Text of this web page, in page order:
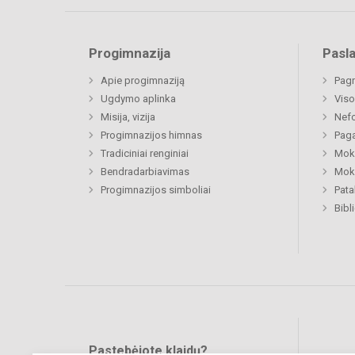
Progimnazija
Apie progimnaziją
Ugdymo aplinka
Misija, vizija
Progimnazijos himnas
Tradiciniai renginiai
Bendradarbiavimas
Progimnazijos simboliai
Pastebėjote klaidų?